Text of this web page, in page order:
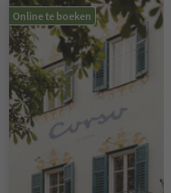
Online te boeken